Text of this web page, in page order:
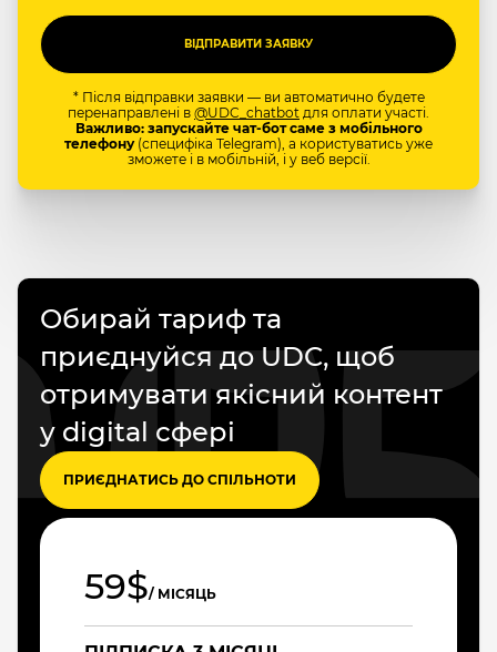
* Після відправки заявки — ви автоматично будете
перенаправлені в @UDC_chatbot для оплати участі.
Важливо: запускайте чат-бот саме з мобільного
телефону(специфіка Telegram), а користуватись уже
зможете і в мобільній, і у веб версії.
Обирай тариф та
приєднуйся до UDC, щоб
отримувати якісний контент
у digital сфері
ПРИЄДНАТИСЬ ДО СПІЛЬНОТИ
59$/ МІСЯЦЬ